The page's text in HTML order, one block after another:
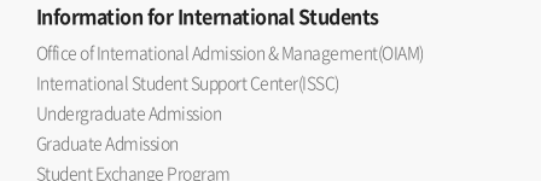
Informationfor International Students
Office of International Admission & Management(OIAM)
International Student Support Center(ISSC)
Undergraduate Admission
Graduate Admission
Student Exchange Program